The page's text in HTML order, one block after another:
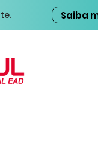
Saiba